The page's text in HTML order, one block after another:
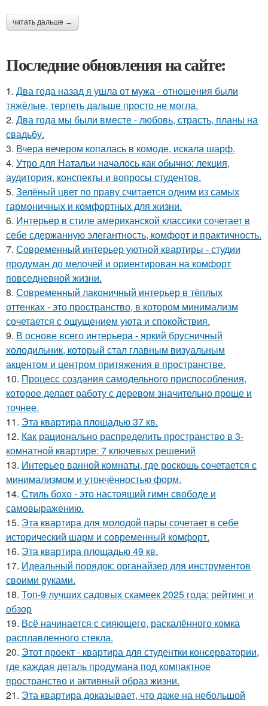
читать дальше →
Последние обновления на сайте:
1. Два года назад я ушла от мужа - отношения были
тяжёлые, терпеть дальше просто не могла.
2. Два года мы были вместе - любовь, страсть, планы на
свадьбу.
3. Вчера вечером копалась в комоде, искала шарф.
4. Утро для Натальи началось как обычно: лекция,
аудитория, конспекты и вопросы студентов.
5. Зелёный цвет по праву считается одним из самых
гармоничных и комфортных для жизни.
6. Интерьер в стиле американской классики сочетает в
себе сдержанную элегантность, комфорт и практичность.
7. Современный интерьер уютной квартиры - студии
продуман до мелочей и ориентирован на комфорт
повседневной жизни.
8. Современный лаконичный интерьер в тёплых
оттенках - это пространство, в котором минимализм
сочетается с ощущением уюта и спокойствия.
9. В основе всего интерьера - яркий брусничный
холодильник, который стал главным визуальным
акцентом и центром притяжения в пространстве.
10. Процесс создания самодельного приспособления,
которое делает работу с деревом значительно проще и
точнее.
11. Эта квартира площадью 37 кв.
12. Как рационально распределить пространство в 3-
комнатной квартире: 7 ключевых решений
13. Интерьер ванной комнаты, где роскошь сочетается с
минимализмом и утончённостью форм.
14. Стиль бохо - это настоящий гимн свободе и
самовыражению.
15. Эта квартира для молодой пары сочетает в себе
исторический шарм и современный комфорт.
16. Эта квартира площадью 49 кв.
17. Идеальный порядок: органайзер для инструментов
своими руками.
18. Топ-9 лучших садовых скамеек 2025 года: рейтинг и
обзор
19. Всё начинается с сияющего, раскалённого комка
расплавленного стекла.
20. Этот проект - квартира для студентки консерватории,
где каждая деталь продумана под компактное
пространство и активный образ жизни.
21. Эта квартира доказывает, что даже на небольшой